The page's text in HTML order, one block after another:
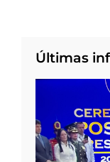
Últimas